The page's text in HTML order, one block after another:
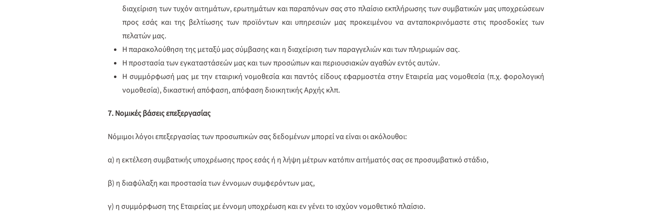
διαχείριση των τυχόν αιτημάτων, ερωτημάτων και παραπόνων σας στο πλαίσιο εκπλήρωσης των συμβατικών μας υποχρεώσεων
προς εσάς και της βελτίωσης των προϊόντων και υπηρεσιών μας προκειμένου να ανταποκρινόμαστε στις προσδοκίες των
πελατών μας.
Η παρακολούθηση της μεταξύ μας σύμβασης και η διαχείριση των παραγγελιών και των πληρωμών σας.
Η προστασία των εγκαταστάσεών μας και των προσώπων και περιουσιακών αγαθών εντός αυτών.
Η συμμόρφωσή μας με την εταιρική νομοθεσία και παντός είδους εφαρμοστέα στην Εταιρεία μας νομοθεσία (π.χ. φορολογική
νομοθεσία), δικαστική απόφαση, απόφαση διοικητικής Αρχής κλπ.
7. Νομικές βάσεις επεξεργασίας
Νόμιμοι λόγοι επεξεργασίας των προσωπικών σας δεδομένων μπορεί να είναι οι ακόλουθοι:
α) η εκτέλεση συμβατικής υποχρέωσης προς εσάς ή η λήψη μέτρων κατόπιν αιτήματός σας σε προσυμβατικό στάδιο,
β) η διαφύλαξη και προστασία των έννομων συμφερόντων μας,
γ) η συμμόρφωση της Εταιρείας με έννομη υποχρέωση και εν γένει το ισχύον νομοθετικό πλαίσιο.